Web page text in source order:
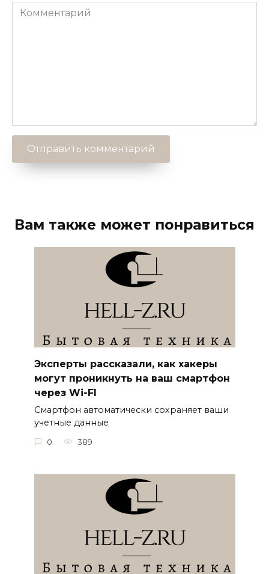
Комментарий
Вам также может понравиться
Эксперты рассказали, как хакеры
могут проникнуть на ваш смартфон
через Wi-FI
Смартфон автоматически сохраняет ваши
учетные данные
0 389